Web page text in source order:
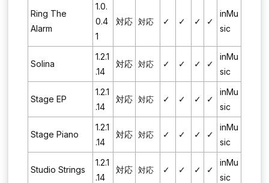
Ring The
Alarm
1.0.
0.4
1
対応 対応 ✓ ✓ ✓ ✓
inMu
sic
Solina
1.2.1
.14
対応 対応 ✓ ✓ ✓ ✓
inMu
sic
Stage EP
1.2.1
.14
対応 対応 ✓ ✓ ✓ ✓
inMu
sic
Stage Piano
1.2.1
.14
対応 対応 ✓ ✓ ✓ ✓
inMu
sic
Studio Strings
1.2.1
.14
対応 対応 ✓ ✓ ✓ ✓
inMu
sic